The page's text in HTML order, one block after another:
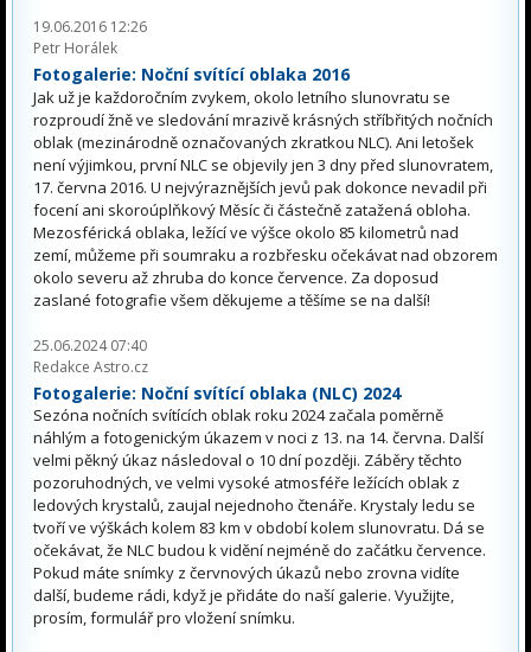
19.06.2016 12:26
Petr Horálek
Fotogalerie: Noční svítící oblaka 2016
Jak už je každoročním zvykem, okolo letního slunovratu se
rozproudí žně ve sledování mrazivě krásných stříbřitých nočních
oblak (mezinárodně označovaných zkratkou NLC). Ani letošek
není výjimkou, první NLC se objevily jen 3 dny před slunovratem,
17. června 2016. U nejvýraznějších jevů pak dokonce nevadil při
focení ani skoroúplňkový Měsíc či částečně zatažená obloha.
Mezosférická oblaka, ležící ve výšce okolo 85 kilometrů nad
zemí, můžeme při soumraku a rozbřesku očekávat nad obzorem
okolo severu až zhruba do konce července. Za doposud
zaslané fotografie všem děkujeme a těšíme se na další!
25.06.2024 07:40
Redakce Astro.cz
Fotogalerie: Noční svítící oblaka (NLC) 2024
Sezóna nočních svítících oblak roku 2024 začala poměrně
náhlým a fotogenickým úkazem v noci z 13. na 14. června. Další
velmi pěkný úkaz následoval o 10 dní později. Záběry těchto
pozoruhodných, ve velmi vysoké atmosféře ležících oblak z
ledových krystalů, zaujal nejednoho čtenáře. Krystaly ledu se
tvoří ve výškách kolem 83 km v období kolem slunovratu. Dá se
očekávat, že NLC budou k vidění nejméně do začátku července.
Pokud máte snímky z červnových úkazů nebo zrovna vidíte
další, budeme rádi, když je přidáte do naší galerie. Využijte,
prosím, formulář pro vložení snímku.